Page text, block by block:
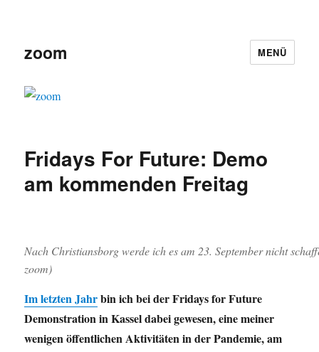
zoom MENÜ
Fridays For Future: Demo
am kommenden Freitag
Nach Christiansborg werde ich es am 23. September nicht
zoom)
Im letzten Jahrbin ich bei der Fridays for Future
Demonstration in Kassel dabei gewesen, eine meiner
wenigen öffentlichen Aktivitäten in der Pandemie, am